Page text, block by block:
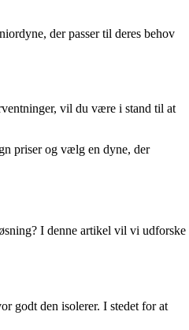
der passer til deres behov
vil du være i stand til at
priser og vælg en dyne, der
I denne artikel vil vi udforske
godt den isolerer. I stedet for at